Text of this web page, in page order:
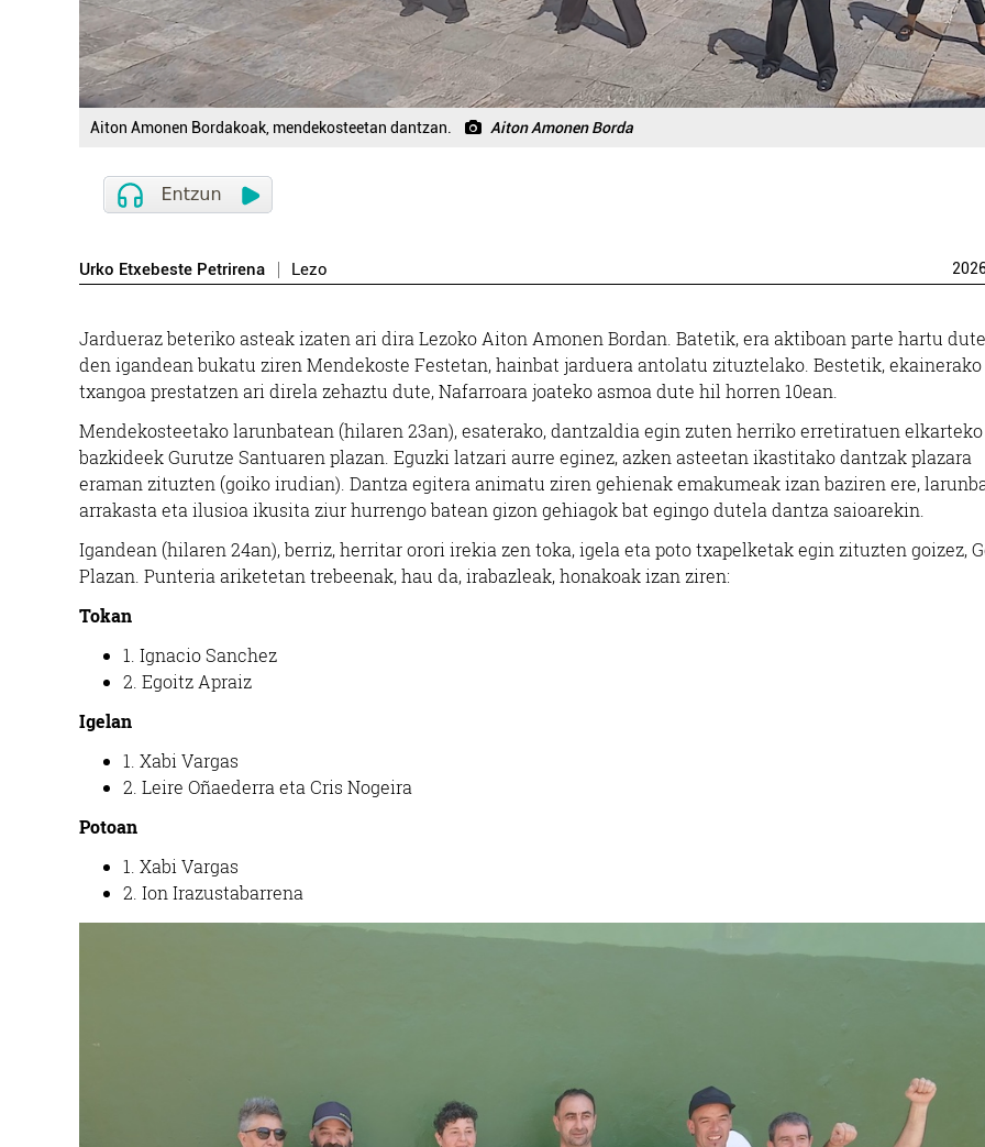
Aiton Amonen Bordakoak, mendekosteetan dantzan. Aiton Amonen Borda
Urko Etxebeste Petrirena Lezo
Jardueraz beteriko asteak izaten ari dira Lezoko Aiton Amonen Bordan. Batetik, era aktiboan parte hartu
den igandean bukatu ziren Mendekoste Festetan, hainbat jarduera antolatu zituztelako. Bestetik, ekainerako
txangoa prestatzen ari direla zehaztu dute, Nafarroara joateko asmoa dute hil horren 10ean.
Mendekosteetako larunbatean (hilaren 23an), esaterako, dantzaldia egin zuten herriko erretiratuen elkarteko
bazkideek Gurutze Santuaren plazan. Eguzki latzari aurre eginez, azken asteetan ikastitako dantzak plazara
eraman zituzten (goiko irudian). Dantza egitera animatu ziren gehienak emakumeak izan baziren ere,
arrakasta eta ilusioa ikusita ziur hurrengo batean gizon gehiagok bat egingo dutela dantza saioarekin.
Igandean (hilaren 24an), berriz, herritar orori irekia zen toka, igela eta poto txapelketak egin zituzten goizez,
Plazan. Punteria ariketetan trebeenak, hau da, irabazleak, honakoak izan ziren:
Tokan
1. Ignacio Sanchez
2. Egoitz Apraiz
Igelan
1. Xabi Vargas
2. Leire Oñaederra eta Cris Nogeira
Potoan
1. Xabi Vargas
2. Ion Irazustabarrena